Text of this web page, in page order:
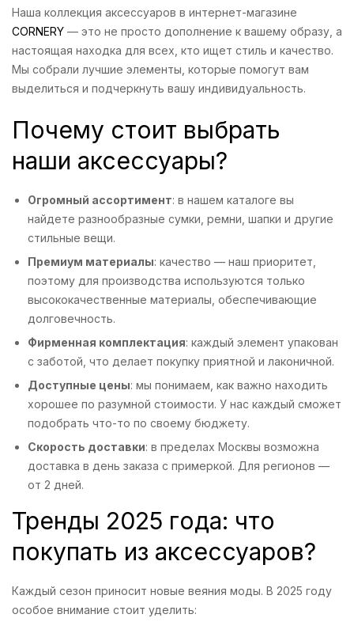
Наша коллекция аксессуаров в интернет-магазине
CORNERY — это не просто дополнение к вашему образу, а
настоящая находка для всех, кто ищет стиль и качество.
Мы собрали лучшие элементы, которые помогут вам
выделиться и подчеркнуть вашу индивидуальность.
Почему стоит выбрать
наши аксессуары?
Огромный ассортимент: в нашем каталоге вы
найдете разнообразные сумки, ремни, шапки и другие
стильные вещи.
Премиум материалы: качество — наш приоритет,
поэтому для производства используются только
высококачественные материалы, обеспечивающие
долговечность.
Фирменная комплектация: каждый элемент упакован
с заботой, что делает покупку приятной и лаконичной.
Доступные цены: мы понимаем, как важно находить
хорошее по разумной стоимости. У нас каждый сможет
подобрать что-то по своему бюджету.
Скорость доставки: в пределах Москвы возможна
доставка в день заказа с примеркой. Для регионов —
от 2 дней.
Тренды 2025 года: что
покупать из аксессуаров?
Каждый сезон приносит новые веяния моды. В 2025 году
особое внимание стоит уделить: